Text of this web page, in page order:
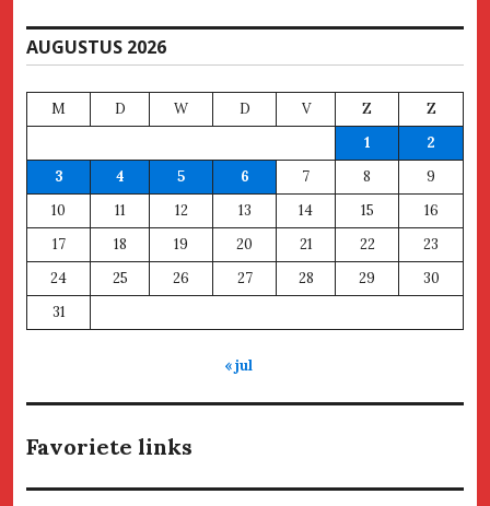
AUGUSTUS 2026
M D W D V Z
Z
1
2
3
4 5 6 7 8
9
10
11 12 13 14 15
16
17
18 19 20 21 22
23
24
25 26 27 28 29
30
31
« jul
Favoriete links